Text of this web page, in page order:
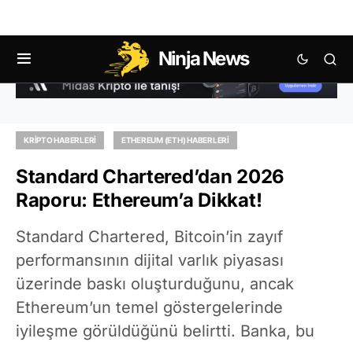
Ninja News
KRIPTO HABERLERI ETHEREUM (ETH) HABERLERI
Standard Chartered’dan 2026
Raporu: Ethereum’a Dikkat!
Standard Chartered, Bitcoin’in zayıf
performansının dijital varlık piyasası
üzerinde baskı oluşturduğunu, ancak
Ethereum’un temel göstergelerinde
iyileşme görüldüğünü belirtti. Banka, bu